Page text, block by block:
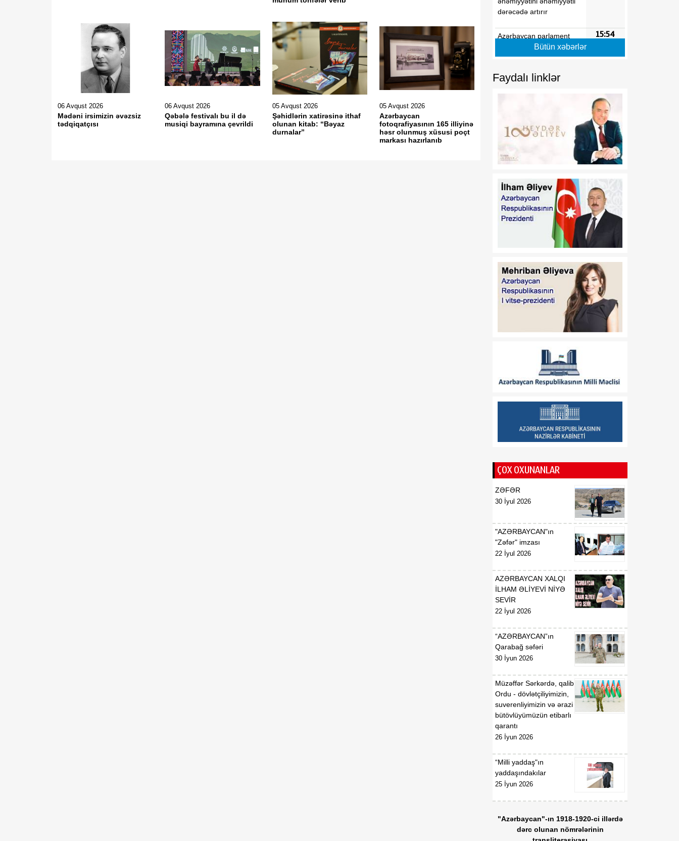
06 Avqust 2026
Mədəni irsimizin əvəzsiz
tədqiqatçısı
06 Avqust 2026
Qəbələ festivalı bu il də
musiqi bayramına çevrildi
05 Avqust 2026
Şəhidlərin xatirəsinə ithaf
olunan kitab: “Bəyaz
durnalar”
05 Avqust 2026
Azərbaycan
fotoqrafiyasının 165 illiyinə
həsr olunmuş xüsusi poçt
markası hazırlanıb
dərəcədə artırır
Azərbaycan parlament
diplomatiyası beynəlxalq
əməkdaşlığın
15:54
Regionun siyasi tarixində
07 Avqust
Tarixi zəfərdən mütləq
sülhə
15:24
07 Avqust
Vaşinqtondan başlayan
15:05
Cənubi Qafqazda
uzunmüddətli sülh və
iqtisadi inteqrasiyanın
14:48
07 Avqust
adamı qətlə yetirəndən
sonra intihar edib
07 Avqust
Bakıda keçiriləcək
Azərbaycan Beynəlxalq
İnvestisiya Forumu ilə
bağlı Təşkilat Komitəsi
13:26
07 Avqust
Deputat: ABŞ-də
paraflanan sülh sənədi
Cənubi Qafqazda yeni
əsasını qoyub
“Ayaks”ın sabiq baş
məşqçisi Qazaxıstan
13:23
07 Avqust
ABŞ-də çip istehsalında
istifadə olunan əsas
xammala gömrük rüsumu
07 Avqust
Bütün xəbərlər
Faydalı linklər
ÇOX OXUNANLAR
ZƏFƏR
30 İyul 2026
"AZƏRBAYCAN"ın
"Zəfər" imzası
22 İyul 2026
AZƏRBAYCAN XALQI
İLHAM ƏLİYEVİ NİYƏ
SEVİR
22 İyul 2026
“AZƏRBAYCAN”ın
Qarabağ səfəri
30 İyun 2026
Müzəffər Sərkərdə, qalib
Ordu - dövlətçiliyimizin,
suverenliyimizin və ərazi
bütövlüyümüzün etibarlı
qarantı
26 İyun 2026
“Milli yaddaş"ın
yaddaşındakılar
25 İyun 2026
"Azərbaycan"-ın 1918-1920-ci illərdə
dərc olunan nömrələrinin